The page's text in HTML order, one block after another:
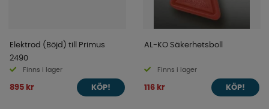
Elektrod (Böjd) till Primus
2490
Finns i lager
895 kr KÖP!
AL-KO Säkerhetsboll
Finns i lager
116 kr KÖP!